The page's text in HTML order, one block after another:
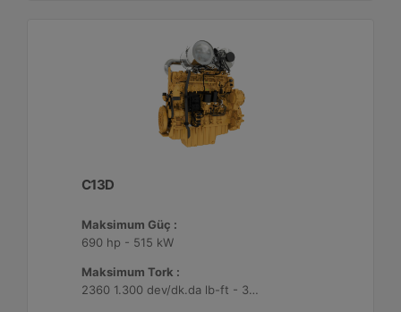
C13D
Maksimum Güç :
690 hp - 515 kW
Maksimum Tork :
2360 1.300 dev/dk.da lb-ft - 3200 1.300 dev/dk.da Nm